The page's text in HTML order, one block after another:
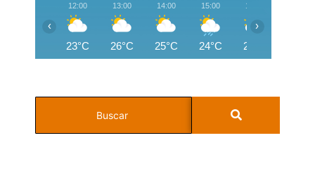
12:00
23°C
13:00
26°C
14:00
25°C
15:00
24°C
16:00
24°C
‹ ›